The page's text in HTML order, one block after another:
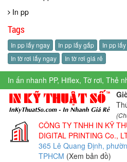
In pp
Tags
In pp lấy ngay In pp lấy gấp In pp
In tờ rơi lấy ngay
In tờ rơi giá rẻ
In ấn nhanh PP, Hiflex, Tờ rơi, Thẻ
CÔNG TY TNHH IN KỸ
DIGITAL PRINTING Co.,
365 Lê Quang Định,
TPHCM (Xem bản đồ)